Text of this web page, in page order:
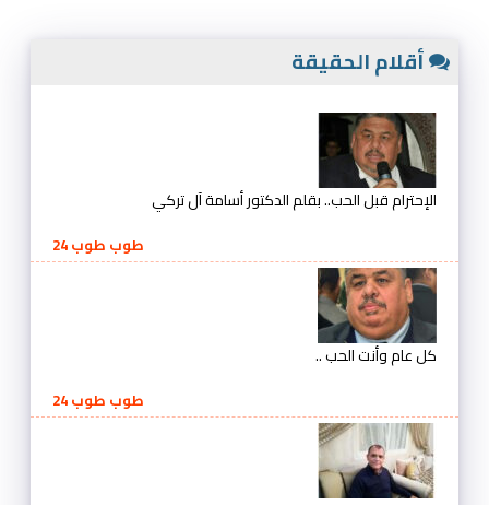
أقلام الحقيقة
الإحترام قبل الحب.. بقلم الدكتور أسامة آل تركي
طوب طوب 24
كل عام وأنت الحب ..
طوب طوب 24